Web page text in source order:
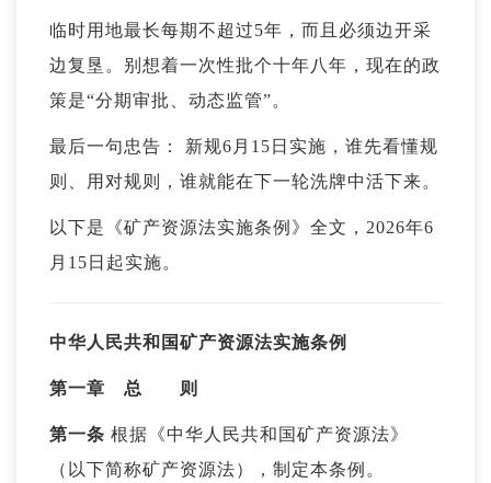
临时用地最长每期不超过5年，而且必须边开采
边复垦。别想着一次性批个十年八年，现在的政
策是“分期审批、动态监管”。
最后一句忠告： 新规6月15日实施，谁先看懂规
则、用对规则，谁就能在下一轮洗牌中活下来。
以下是《矿产资源法实施条例》全文，2026年6
月15日起实施。
中华人民共和国矿产资源法实施条例
第一章 总 则
第一条 根据《中华人民共和国矿产资源法》
（以下简称矿产资源法），制定本条例。